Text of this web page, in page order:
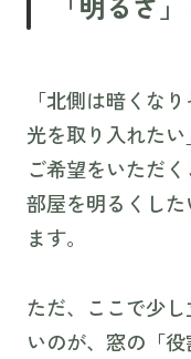
「北側は暗くな
光を取り入れた
ご希望をいただ
部屋を明るくし
ます。
ただ、ここで少
いのが、窓の「